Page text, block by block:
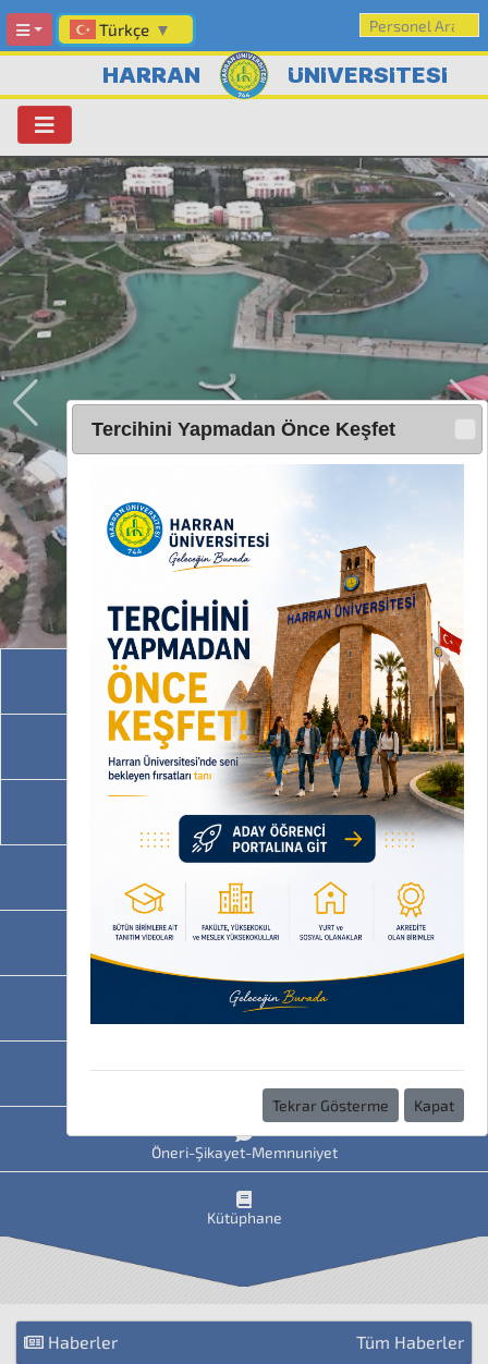
Türkçe ▼
HARRAN ÜNİVERSİTESİ
Akademik Birimler
İdari Birimler
Programlarımız
OBS
HAVİS
Uzaktan Eğitim
Öneri-Şikayet-Memnuniyet
Kütüphane
Haberler Tüm Haberler
Tercihini Yapmadan Önce Keşfet
Tekrar Gösterme Kapat